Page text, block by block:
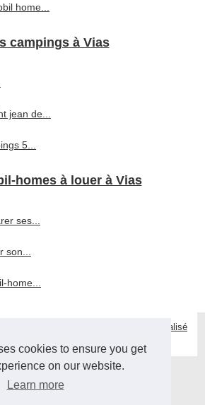
cookies to ensure you get
on our website.
Learn more
home...
campings à Vias
jean de...
5...
homes à louer à Vias
ses...
home...
Site réalisé